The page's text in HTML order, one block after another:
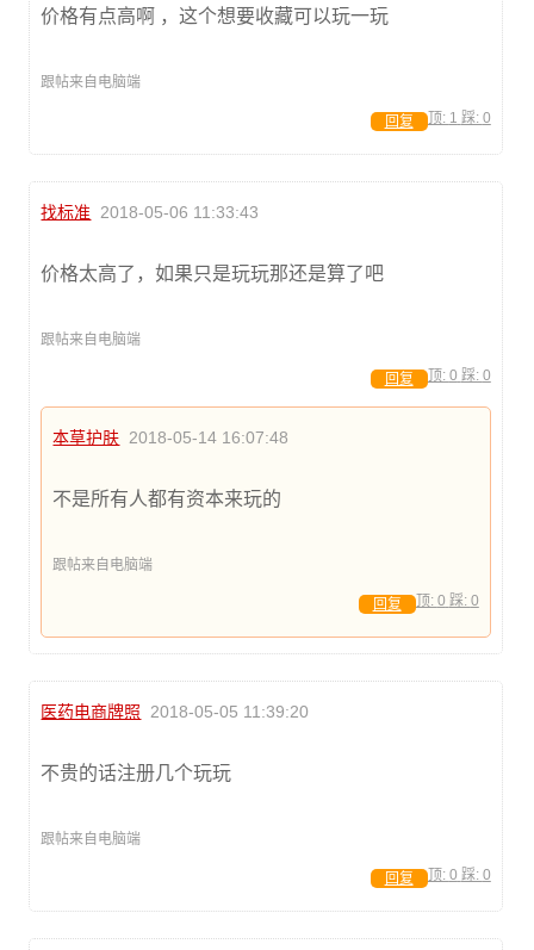
价格有点高啊 ，这个想要收藏可以玩一玩
跟帖来自电脑端
顶: 1 踩: 0
回复
找标准 2018-05-06 11:33:43
价格太高了，如果只是玩玩那还是算了吧
跟帖来自电脑端
顶: 0 踩: 0
回复
本草护肤 2018-05-14 16:07:48
不是所有人都有资本来玩的
跟帖来自电脑端
顶: 0 踩: 0
回复
医药电商牌照 2018-05-05 11:39:20
不贵的话注册几个玩玩
跟帖来自电脑端
顶: 0 踩: 0
回复